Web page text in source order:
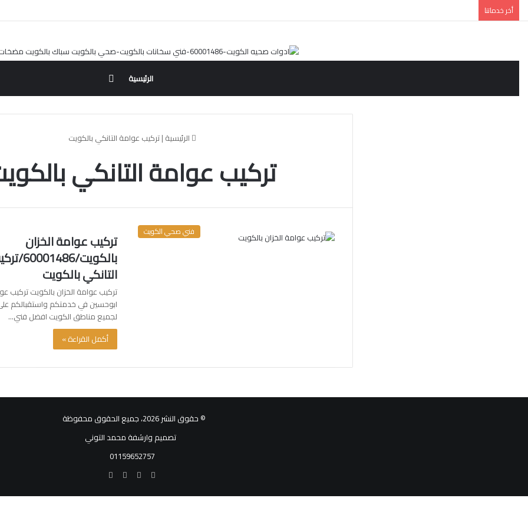
أخر خدماتنا
الرئيسية
عن
الرئيسية |تركيب عوامة التانكي بالكويت
تركيب عوامة التانكي
فني صحي الكويت تركيب عوامة الخزان
بالكويت/
التانكي بالكويت
تركيب عوامة الخزان بالكويت تركيب
لجميع مناطق الكويت افضل فني…
أكمل القراءة »
© حقوق النشر 2026، جميع الحقوق محفوظة
تصميم وارشفة محمد التوني
01159652757
فيسبوك
تويتر يوتيوب